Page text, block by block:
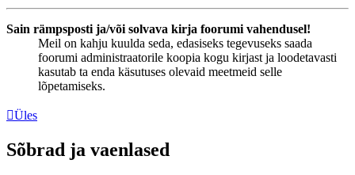
Sain rämpsposti ja/või solvava kirja foorumi vahendusel!
Meil on kahju kuulda seda, edasiseks tegevuseks saada
foorumi administraatorile koopia kogu kirjast ja loodetavasti
kasutab ta enda käsutuses olevaid meetmeid selle
lõpetamiseks.
Üles
Sõbrad ja vaenlased